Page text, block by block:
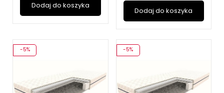
Dodaj do koszyka
Dodaj do koszyka
-5% -5%